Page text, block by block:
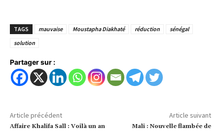
TAGS mauvaise Moustapha Diakhaté réduction
sénégal
solution
Partager sur :
Article précédent
Affaire Khalifa Sall : Voilà un an
Article suivant
Mali : Nouvelle flambée de